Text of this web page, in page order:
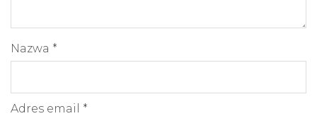
Nazwa *
Adres email *